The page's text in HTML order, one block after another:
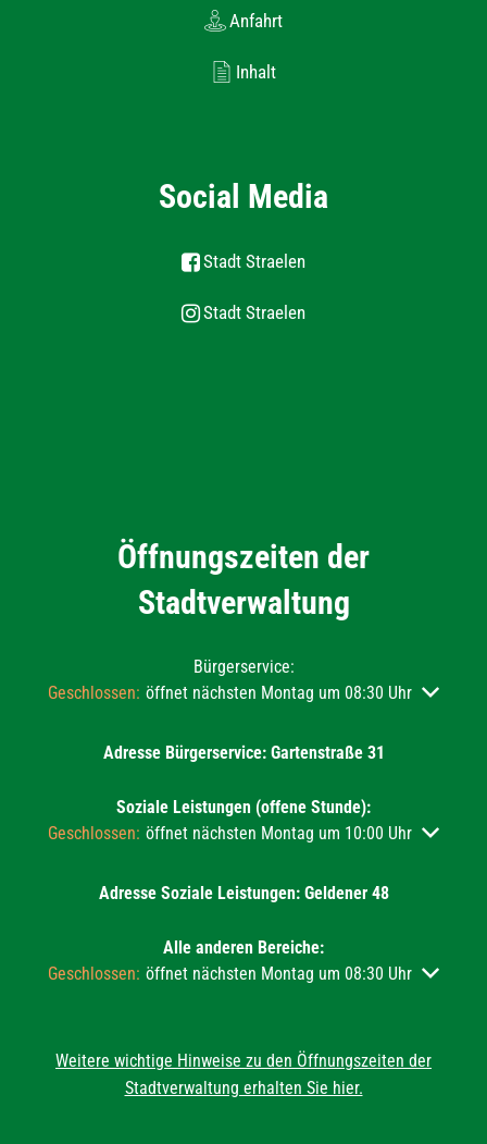
Anfahrt
Inhalt
Social Media
Stadt Straelen
Stadt Straelen
Öffnungszeiten der
Stadtverwaltung
Bürgerservice:
Klicken, um weitere Öffnungs- oder Schließzeiten
Geschlossen: öffnet nächsten Montag um 08:30 Uhr
Adresse Bürgerservice: Gartenstraße 31
Soziale Leistungen (offene Stunde):
Klicken, um weitere Öffnungs- oder Schließzeiten
Geschlossen: öffnet nächsten Montag um 10:00 Uhr
Adresse Soziale Leistungen: Geldener 48
Alle anderen Bereiche:
Klicken, um weitere Öffnungs- oder Schließzeiten
Geschlossen: öffnet nächsten Montag um 08:30 Uhr
Weitere wichtige Hinweise zu den Öffnungszeiten der
Stadtverwaltung erhalten Sie hier.